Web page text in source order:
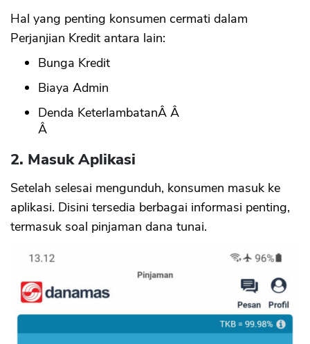
Hal yang penting konsumen cermati dalam
Perjanjian Kredit antara lain:
Bunga Kredit
Biaya Admin
Denda KeterlambatanÂ Â
Â
2. Masuk Aplikasi
Setelah selesai mengunduh, konsumen masuk ke
aplikasi. Disini tersedia berbagai informasi penting,
termasuk soal pinjaman dana tunai.